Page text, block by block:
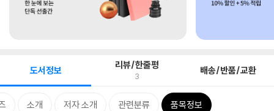
도서정보 리뷰/한줄평
3 배송/반품/교환
소개 저자 소개 관련분류 품목정보